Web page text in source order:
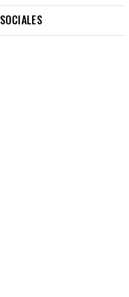
SOCIALES